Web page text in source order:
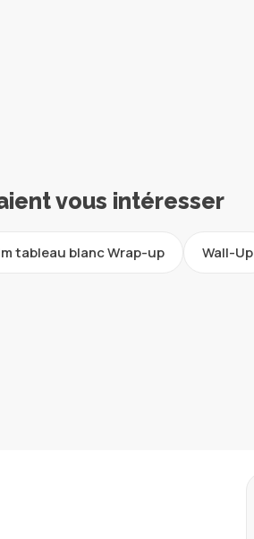
vous intéresser
tableau blanc Wrap-up Wall-Up